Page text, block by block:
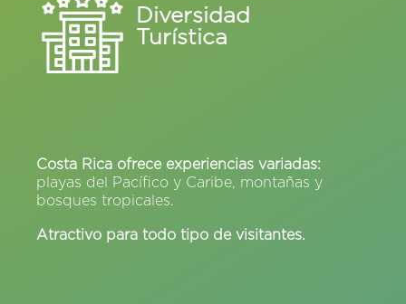
Diversidad
Turística
Costa Rica ofrece experiencias variadas:
playas del Pacífico y Caribe, montañas y
bosques tropicales.
Atractivo para todo tipo de visitantes.